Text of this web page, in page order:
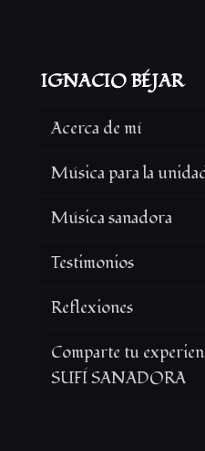
IGNACIO BÉJAR
Acerca de mí
Música para la
Música sanadora
Testimonios
Reflexiones
Comparte tu
SUFÍ SANADORA